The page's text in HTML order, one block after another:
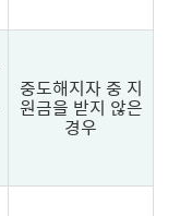
중도해지자 중 지
원금을 받지 않은
경우